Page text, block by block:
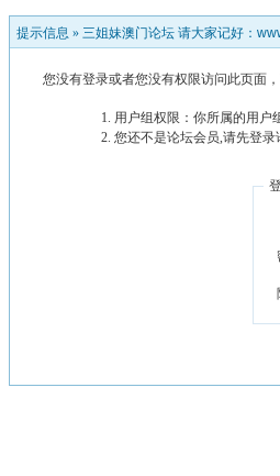
提示信息 » 三姐妹澳门论坛 请大家记好：
您没有登录或者您没有权限访问此页面
用户组权限：你所属的用户
您还不是论坛会员,请先登录